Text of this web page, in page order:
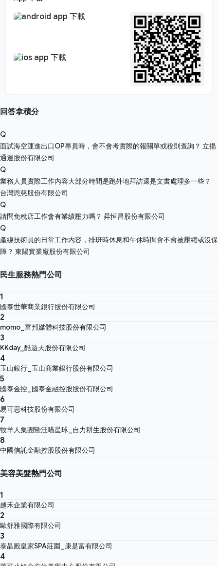
回答拿積分
Q
面試海空運進出口OP專員時，會不會考實際的報關單或稅則查詢？ 立揚
通運股份有限公司
Q
業務人員實際工作內容大部分時間是跑外地拜訪還是文書處理多一些？
台灣恩慈股份有限公司
Q
請問免稅店工作會有業績壓力嗎？ 昇恒昌股份有限公司
Q
產線技術員的日常工作內容，排班時休息和午休時間會不會被壓縮或沒保
障？ 東陽實業廠股份有限公司
民生服務熱門公司
1
國泰世華商業銀行股份有限公司
2
momo_富邦媒體科技股份有限公司
3
KKday_酷遊天股份有限公司
4
玉山銀行_玉山商業銀行股份有限公司
5
國泰金控_國泰金融控股股份有限公司
6
易可思科技股份有限公司
7
牧羊人集團暨汪喵星球_自力耕生股份有限公司
8
中國信託金融控股股份有限公司
美容美髮熱門公司
1
越禾企業有限公司
2
歐舒雅國際有限公司
3
泰晶殿皇家SPA莊園_康是富有限公司
4